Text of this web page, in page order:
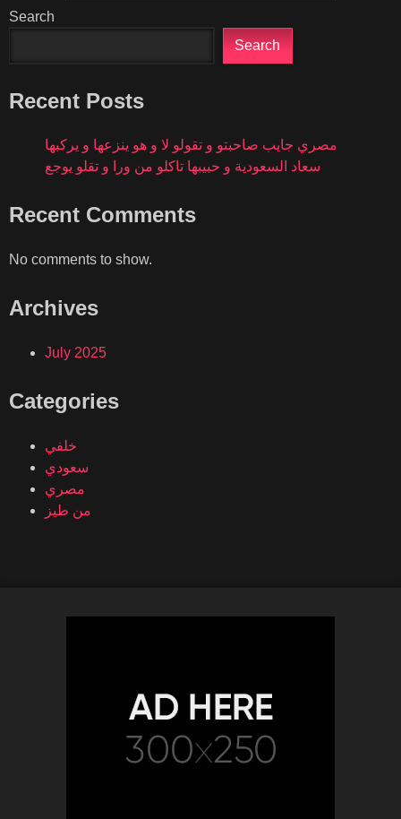
Search
Search
Recent Posts
مصري جايب صاحبتو و تقولو لا و هو ينزعها و يركبها
سعاد السعودية و حبيبها تاكلو من ورا و تقلو يوجع
Recent Comments
No comments to show.
Archives
July 2025
Categories
خلفي
سعودي
مصري
من طيز